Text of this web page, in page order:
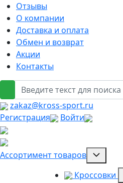
Отзывы
О компании
Доставка и оплата
Обмен и возврат
Акции
Контакты
zakaz@kross-sport.ru
Регистрация
Войти
Ассортимент товаров
Кроссовки